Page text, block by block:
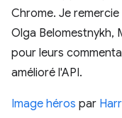
Chrome. Je
Olga Belomestnykh,
pour leurs
amélioré l'API.
Image héros par